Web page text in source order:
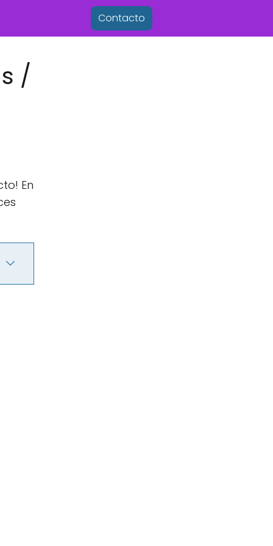
Contacto
/
En